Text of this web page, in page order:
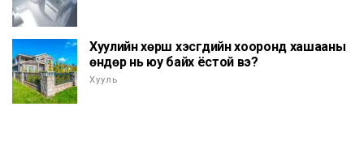
Хуулийн хөрш хэсгүүдийн хооронд хашааны
өндөр нь юу байх ёстой вэ?
Хууль